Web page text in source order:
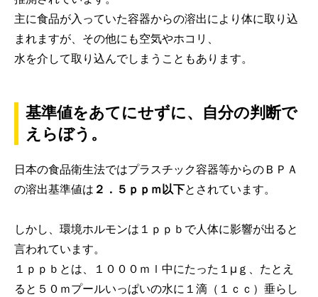
主に食品が入っていた容器からの溶出により体に取り込
まれますが、その他にも空気やホコリ、
水を介して取り込んでしまうこともあります。
基準値をあてにせずに、自分の判断で
えらぼう。
日本の食品衛生法ではプラスチック容器等からのＢＰＡ
の溶出基準値は ２．５ｐｐｍ以下とされています。
しかし、環境ホルモンは１ｐｐｂで人体に影響が出ると
言われています。
１ｐｐｂとは、１０００ｍｌ中にたった１μｇ、たとえ
ると５０ｍプールいっぱいの水に１滴（１ｃｃ）垂らし